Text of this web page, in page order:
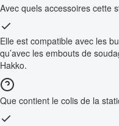
Avec quels accessoires cette
Elle est compatible avec les
qu’avec les embouts de
Hakko.
Que contient le colis de la